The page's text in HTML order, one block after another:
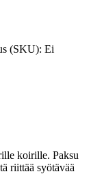
(SKU): Ei
koirille. Paksu
riittää syötävää